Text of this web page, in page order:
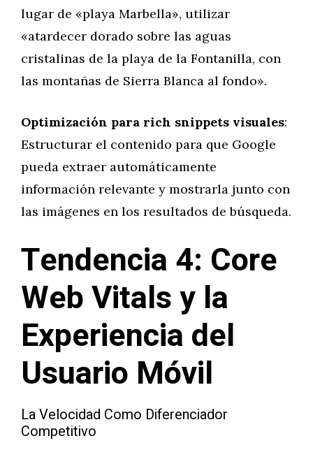
lugar de «playa Marbella», utilizar
«atardecer dorado sobre las aguas
cristalinas de la playa de la Fontanilla, con
las montañas de Sierra Blanca al fondo».
Optimización para rich snippets visuales:
Estructurar el contenido para que Google
pueda extraer automáticamente
información relevante y mostrarla junto con
las imágenes en los resultados de búsqueda.
Tendencia 4: Core
Web Vitals y la
Experiencia del
Usuario Móvil
La Velocidad Como Diferenciador
Competitivo